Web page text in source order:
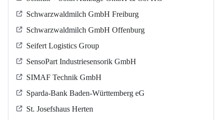
Schwarzwaldmilch GmbH Freiburg
Schwarzwaldmilch GmbH Offenburg
Seifert Logistics Group
SensoPart Industriesensorik GmbH
SIMAF Technik GmbH
Sparda-Bank Baden-Württemberg eG
St. Josefshaus Herten